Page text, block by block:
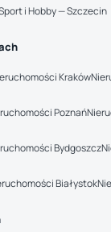
i Hobby — Szczecin
Kraków
Poznań
Bydgoszcz
Białystok